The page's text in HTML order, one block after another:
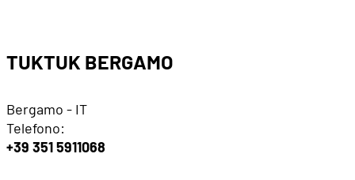
TUKTUK BERGAMO
Bergamo - IT
Telefono:
+39 351 5911068